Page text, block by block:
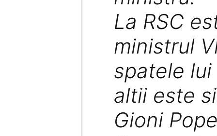
La RSC
ministrul
spatele
altii este
Gioni